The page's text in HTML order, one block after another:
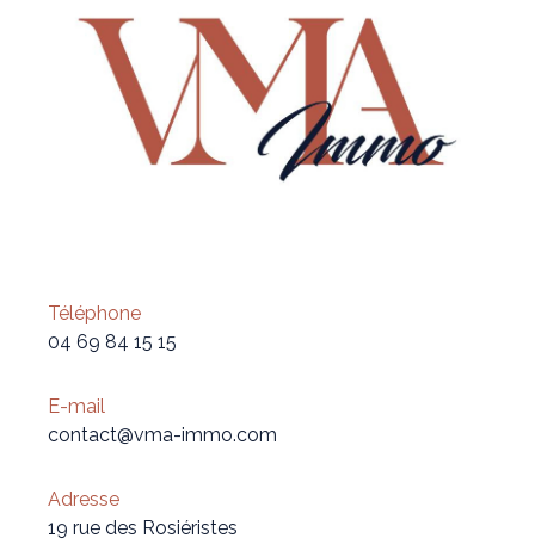
Téléphone
04 69 84 15 15
E-mail
contact@vma-immo.com
Adresse
19 rue des Rosiéristes